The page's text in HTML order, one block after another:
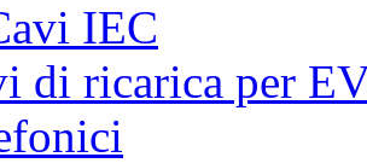
IEC
di ricarica per